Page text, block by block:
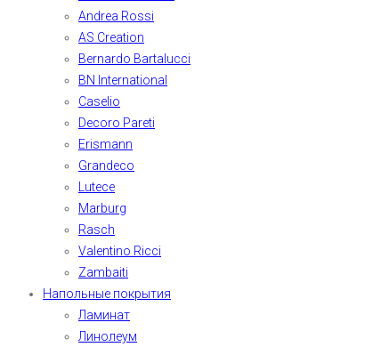
Andrea Rossi
AS Creation
Bernardo Bartalucci
BN International
Caselio
Decoro Pareti
Erismann
Grandeco
Lutece
Marburg
Rasch
Valentino Ricci
Zambaiti
Напольные покрытия
Ламинат
Линолеум